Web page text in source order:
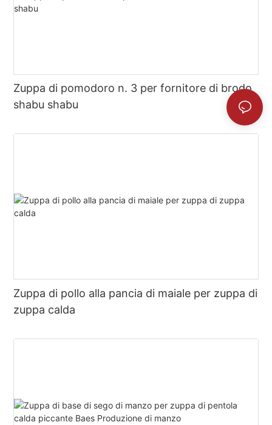
Zuppa di pomodoro n. 3 per fornitore di brodo
shabu shabu
Zuppa di pollo alla pancia di maiale per zuppa di
zuppa calda